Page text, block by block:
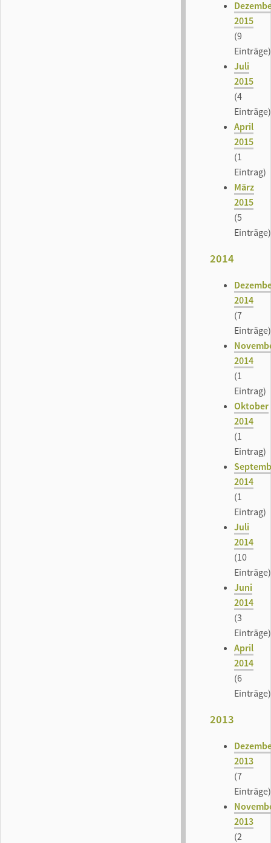
2015
(9
Einträge)
Juli
2015
(4
Einträge)
April
2015
(1
Eintrag)
März
2015
(5
Einträge)
2014
2014
(7
Einträge)
2014
(1
Eintrag)
Oktober
2014
(1
Eintrag)
2014
(1
Eintrag)
Juli
2014
(10
Einträge)
Juni
2014
(3
Einträge)
April
2014
(6
Einträge)
2013
2013
(7
Einträge)
2013
(2